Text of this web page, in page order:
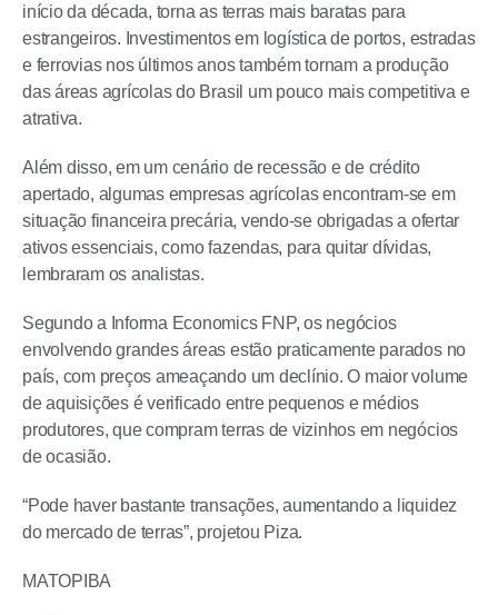
início da década, torna as terras mais baratas para
estrangeiros. Investimentos em logística de portos, estradas
e ferrovias nos últimos anos também tornam a produção
das áreas agrícolas do Brasil um pouco mais competitiva e
atrativa.
Além disso, em um cenário de recessão e de crédito
apertado, algumas empresas agrícolas encontram-se em
situação financeira precária, vendo-se obrigadas a ofertar
ativos essenciais, como fazendas, para quitar dívidas,
lembraram os analistas.
Segundo a Informa Economics FNP, os negócios
envolvendo grandes áreas estão praticamente parados no
país, com preços ameaçando um declínio. O maior volume
de aquisições é verificado entre pequenos e médios
produtores, que compram terras de vizinhos em negócios
de ocasião.
“Pode haver bastante transações, aumentando a liquidez
do mercado de terras”, projetou Piza.
MATOPIBA